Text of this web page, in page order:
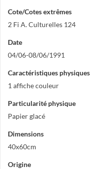
Cote/Cotes extrêmes
2 Fi A. Culturelles 124
Date
04/06-08/06/1991
Caractéristiques physiques
1 affiche couleur
Particularité physique
Papier glacé
Dimensions
40x60cm
Origine